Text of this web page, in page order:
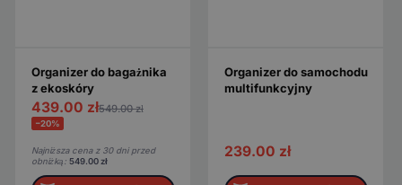
Organizer do bagażnika
z ekoskóry
439.00 zł549.00zł
−20%
Najniższa cena z 30 dni przed
obniżką: 549.00zł
Organizer do samochodu
multifunkcyjny
239.00 zł